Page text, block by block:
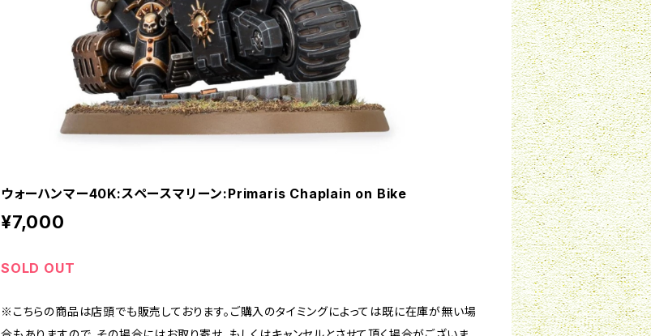
ウォーハンマー40K:スペースマリーン:Primaris Chaplain on Bike
¥7,000
SOLD OUT
※こちらの商品は店頭でも販売しております。ご購入のタイミングによっては既に在庫が無い場